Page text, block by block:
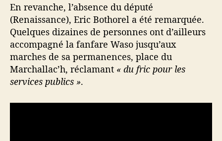
En revanche, l’absence du député
(Renaissance), Eric Bothorel a été remarquée.
Quelques dizaines de personnes ont d’ailleurs
accompagné la fanfare Waso jusqu’aux
marches de sa permanences, place du
Marchallac’h, réclamant « du fric pour les
services publics ».